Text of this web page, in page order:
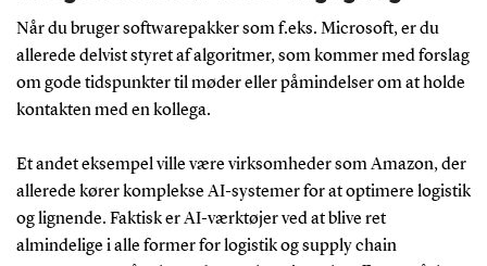
Når du bruger softwarepakker som f.eks. Microsoft, er du
allerede delvist styret af algoritmer, som kommer med forslag
om gode tidspunkter til møder eller påmindelser om at holde
kontakten med en kollega.
Et andet eksempel ville være virksomheder som Amazon, der
allerede kører komplekse AI-systemer for at optimere logistik
og lignende. Faktisk er AI-værktøjer ved at blive ret
almindelige i alle former for logistik og supply chain